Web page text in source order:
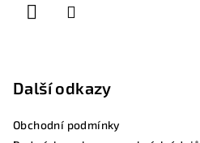
Další odkazy
Obchodní podmínky